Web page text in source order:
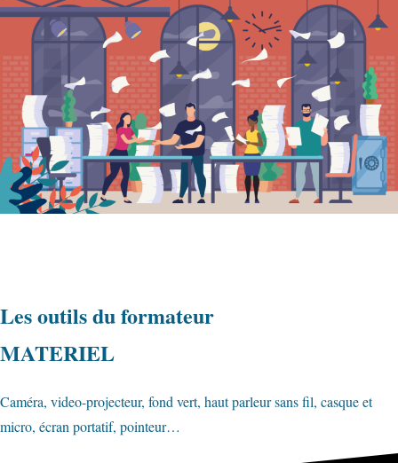
Les outils du formateur
MATERIEL
Caméra, video-projecteur, fond vert, haut parleur sans fil, casque et
micro, écran portatif, pointeur…